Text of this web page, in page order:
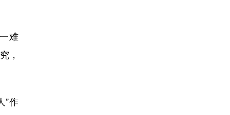
难
，
”作